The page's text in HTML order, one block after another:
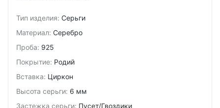
Тип изделия: Серьги
Материал: Серебро
Проба: 925
Покрытие: Родий
Вставка: Циркон
Высота серьги: 6 мм
Застежка серьги: Пусет/Гвоздики